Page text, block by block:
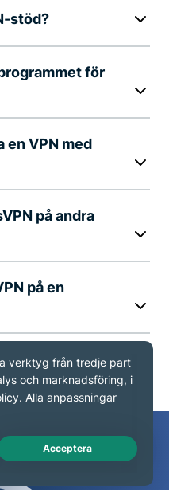
stöd?
för
en VPN med
på andra
på en
på Android TV?
Live Chat